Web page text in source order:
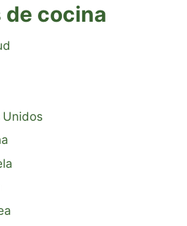
cocina